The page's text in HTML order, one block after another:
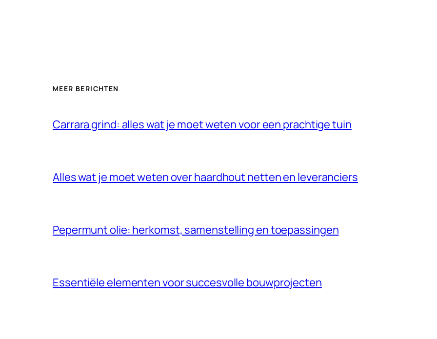
MEER BERICHTEN
Carrara grind: alles wat je moet weten voor een prachtige tuin
Alles wat je moet weten over haardhout netten en leveranciers
Pepermunt olie: herkomst, samenstelling en toepassingen
Essentiële elementen voor succesvolle bouwprojecten